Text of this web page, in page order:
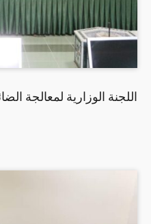
اللجنة الوزارية لمعالجة